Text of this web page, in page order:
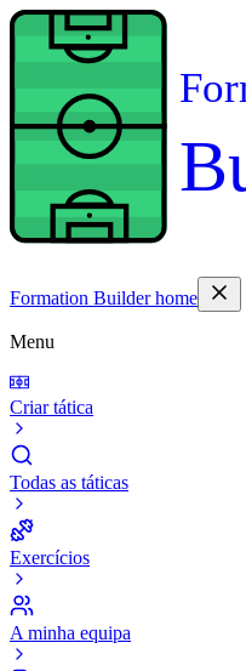
Formation Builder home
Menu
Criar tática
Todas as táticas
Exercícios
A minha equipa